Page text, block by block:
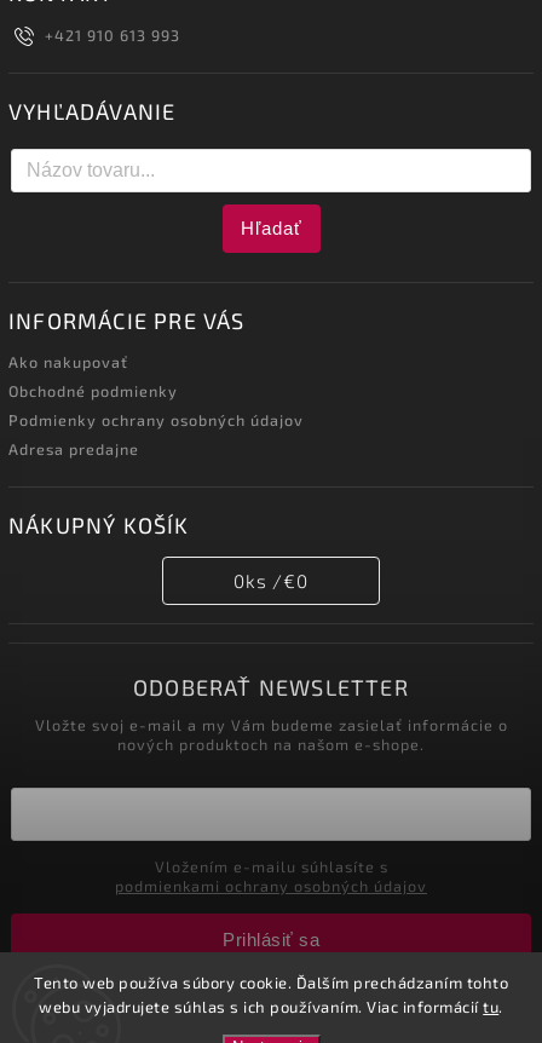
Tento web používa súbory cookie. Ďalším prechádzaním tohto
webu vyjadrujete súhlas s ich používaním. Viac informáciítu.
+421 910 613 993
VYHĽADÁVANIE
Hľadať
INFORMÁCIE PRE VÁS
Ako nakupovať
Obchodné podmienky
Podmienky ochrany osobných údajov
Adresa predajne
NÁKUPNÝ KOŠÍK
0ks /€0
ODOBERAŤ NEWSLETTER
Vložte svoj e-mail a my Vám budeme zasielať informácie o
nových produktoch na našom e-shope.
podmienkami ochrany osobných údajov
Prihlásiť sa
Nastol.sk. Všetky práva vyhradené.